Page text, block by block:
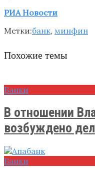
РИА Новости
Метки:банк, минфин
Похожие темы
Банки
В отношении
возбуждено
Банки